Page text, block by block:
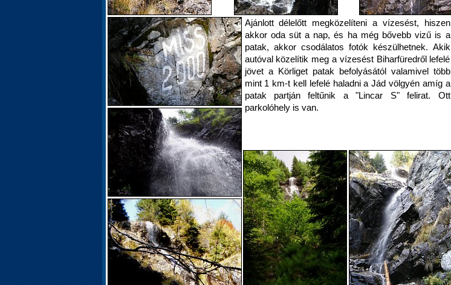
Ajánlott délelőtt megközelíteni a vízesést, hiszen
akkor oda süt a nap, és ha még bővebb vizű is a
patak, akkor csodálatos fotók készülhetnek. Akik
autóval közelítik meg a vízesést Biharfüredről lefelé
jövet a Körliget patak befolyásától valamivel több
mint 1 km-t kell lefelé haladni a Jád völgyén amíg a
patak partján feltűnik a "Lincar S" felirat. Ott
parkolóhely is van.